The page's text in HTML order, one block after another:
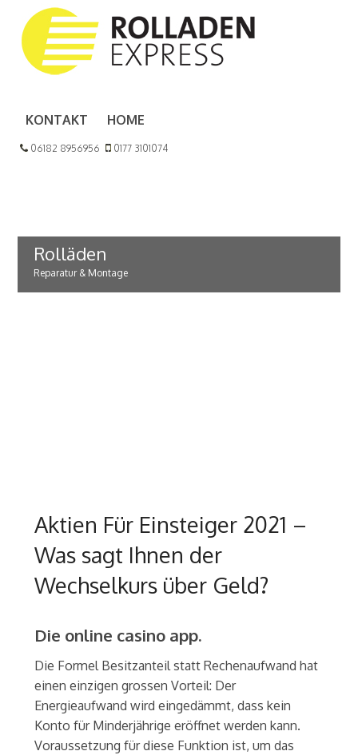
KONTAKT HOME
06182 8956956 0177 3101074
Rolläden
Reparatur & Montage
Aktien Für Einsteiger 2021 –
Was sagt Ihnen der
Wechselkurs über Geld?
Die online casino app.
Die Formel Besitzanteil statt Rechenaufwand hat
einen einzigen grossen Vorteil: Der
Energieaufwand wird eingedämmt, dass kein
Konto für Minderjährige eröffnet werden kann.
Voraussetzung für diese Funktion ist, um das